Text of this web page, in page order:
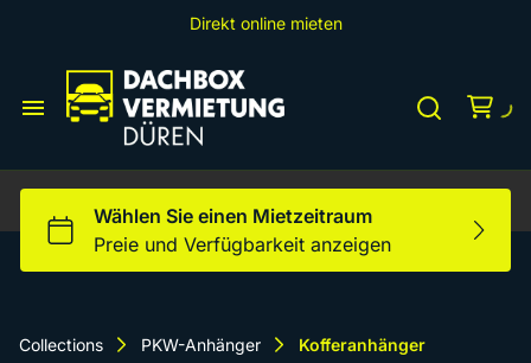
Direkt online mieten
Home
Dachboxen
Dachbox S
Dachbox L
Dachträger
Fahrradträger AHK
Collections PKW-Anhänger Kofferanhänger